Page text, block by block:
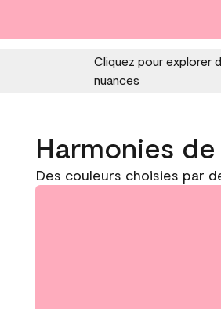
Cliquez pour explorer
nuances
Harmonies
Des couleurs choisies par